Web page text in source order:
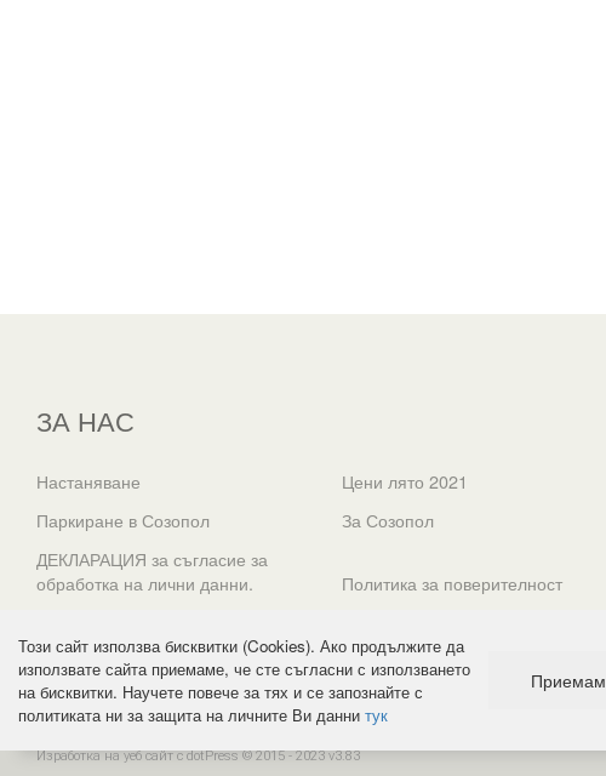
Този сайт използва бисквитки (Cookies). Ако продължите да
използвате сайта приемаме, че сте съгласни с използването
на бисквитки. Научете повече за тях и се запознайте с
политиката ни за защита на личните Ви данни тук
Приемам
ЗА НАС
Настаняване
Цени лято 2021
Паркиране в Созопол
За Созопол
ДЕКЛАРАЦИЯ за съгласие за
обработка на лични данни.
Политика за поверителност
Изработка на уеб сайт с dotPress © 2015 - 2023 v3.83